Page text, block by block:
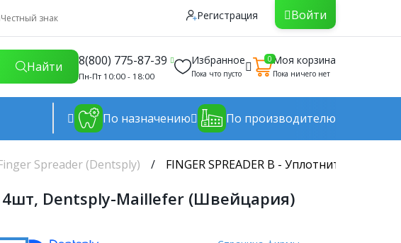
Честный знак Регистрация Войти
Найти 8(800) 775-87-39
Пн-Пт 10:00 - 18:00
Избранное
Пока что пусто
0Моя корзина
Пока ничего нет
По назначению По производителю
Spreader (Dentsply) FINGER SPREADER В - Уплотнитель
4шт, Dentsply-Maillefer (Швейцария)